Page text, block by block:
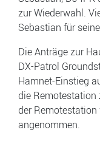
zur Wiederwahl.
Sebastian für
Die Anträge zur
DX-Patrol
Hamnet-Einstieg
die Remotestation
der
angenommen.